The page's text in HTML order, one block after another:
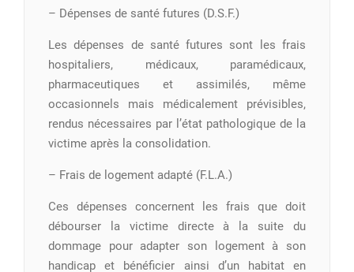
– Dépenses de santé futures (D.S.F.)
Les dépenses de santé futures sont les frais
hospitaliers, médicaux, paramédicaux,
pharmaceutiques et assimilés, même
occasionnels mais médicalement prévisibles,
rendus nécessaires par l’état pathologique de la
victime après la consolidation.
– Frais de logement adapté (F.L.A.)
Ces dépenses concernent les frais que doit
débourser la victime directe à la suite du
dommage pour adapter son logement à son
handicap et bénéficier ainsi d’un habitat en